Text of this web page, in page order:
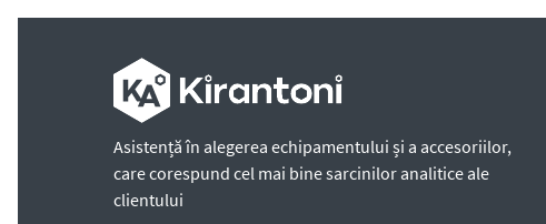
Asistență în alegerea echipamentului și a accesoriilor,
care corespund cel mai bine sarcinilor analitice ale
clientului